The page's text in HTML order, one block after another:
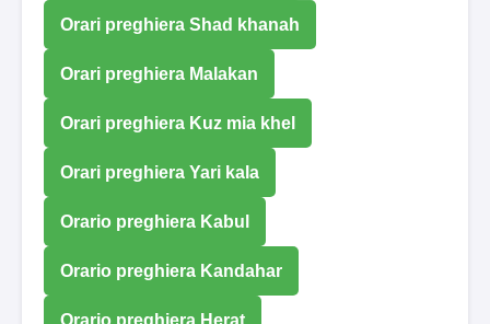
Orari preghiera Shad khanah
Orari preghiera Malakan
Orari preghiera Kuz mia khel
Orari preghiera Yari kala
Orario preghiera Kabul
Orario preghiera Kandahar
Orario preghiera Herat